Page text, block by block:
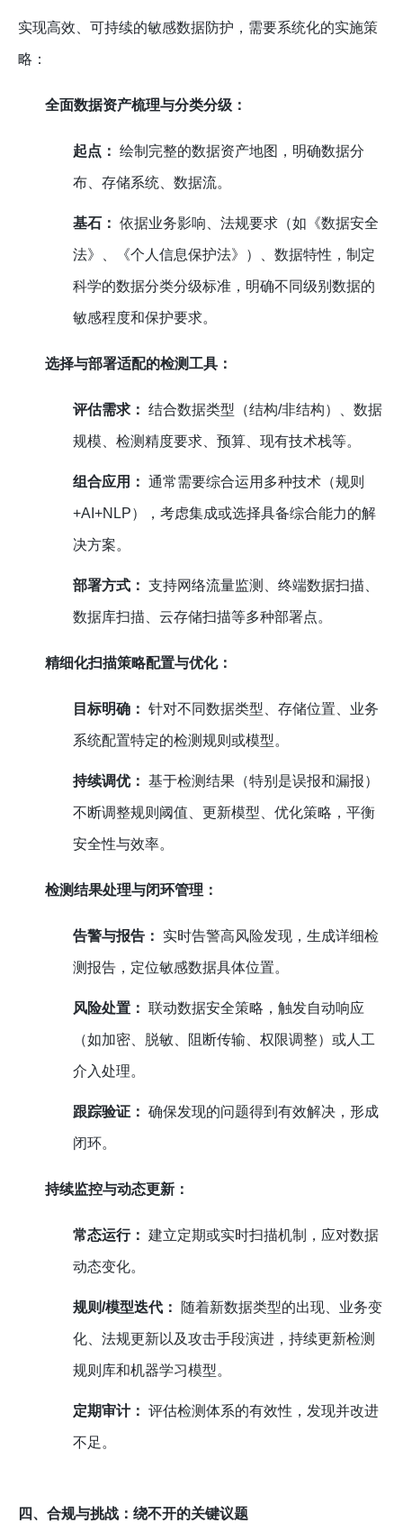
实现高效、可持续的敏感数据防护，需要系统化的实施策
略：
全面数据资产梳理与分类分级：
起点： 绘制完整的数据资产地图，明确数据分
布、存储系统、数据流。
基石： 依据业务影响、法规要求（如《数据安全
法》、《个人信息保护法》）、数据特性，制定
科学的数据分类分级标准，明确不同级别数据的
敏感程度和保护要求。
选择与部署适配的检测工具：
评估需求： 结合数据类型（结构/非结构）、数据
规模、检测精度要求、预算、现有技术栈等。
组合应用： 通常需要综合运用多种技术（规则
+AI+NLP），考虑集成或选择具备综合能力的解
决方案。
部署方式： 支持网络流量监测、终端数据扫描、
数据库扫描、云存储扫描等多种部署点。
精细化扫描策略配置与优化：
目标明确： 针对不同数据类型、存储位置、业务
系统配置特定的检测规则或模型。
持续调优： 基于检测结果（特别是误报和漏报）
不断调整规则阈值、更新模型、优化策略，平衡
安全性与效率。
检测结果处理与闭环管理：
告警与报告： 实时告警高风险发现，生成详细检
测报告，定位敏感数据具体位置。
风险处置： 联动数据安全策略，触发自动响应
（如加密、脱敏、阻断传输、权限调整）或人工
介入处理。
跟踪验证： 确保发现的问题得到有效解决，形成
闭环。
持续监控与动态更新：
常态运行： 建立定期或实时扫描机制，应对数据
动态变化。
规则/模型迭代： 随着新数据类型的出现、业务变
化、法规更新以及攻击手段演进，持续更新检测
规则库和机器学习模型。
定期审计： 评估检测体系的有效性，发现并改进
不足。
四、合规与挑战：绕不开的关键议题